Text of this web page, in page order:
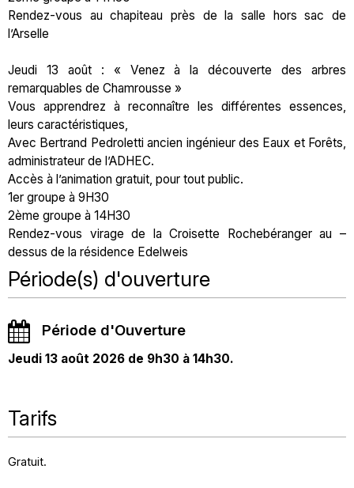
Rendez-vous au chapiteau près de la salle hors sac de
l’Arselle
Jeudi 13 août : « Venez à la découverte des arbres
remarquables de Chamrousse »
Vous apprendrez à reconnaître les différentes essences,
leurs caractéristiques,
Avec Bertrand Pedroletti ancien ingénieur des Eaux et Forêts,
administrateur de l’ADHEC.
Accès à l’animation gratuit, pour tout public.
1er groupe à 9H30
2ème groupe à 14H30
Rendez-vous virage de la Croisette Rochebéranger au –
dessus de la résidence Edelweis
Période(s) d'ouverture
Période d'Ouverture
Jeudi 13 août 2026 de 9h30 à 14h30.
Tarifs
Gratuit.